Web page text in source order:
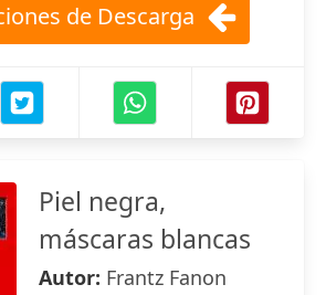
de Descarga
Piel negra,
máscaras blancas
Autor: Frantz Fanon